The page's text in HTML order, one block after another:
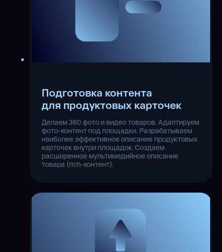
Подготовка контента
для продуктовых карточек
Делаем 360 фото и видео товаров. Адаптируем
фото-контент под площадки. Разрабатываем
наиболее эффективное описание продуктовых
карточек внутри площадок. Создаем
расширенное мультимедийное описание
товара (rich-контент).